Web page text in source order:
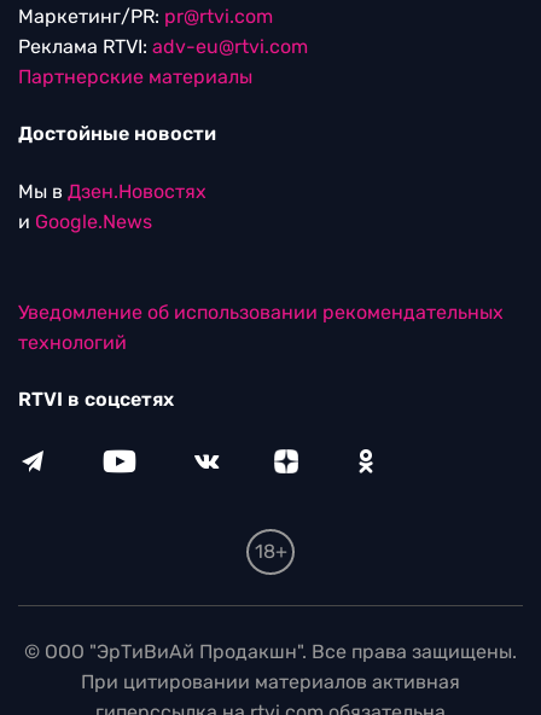
Маркетинг/PR: pr@rtvi.com
Реклама RTVI: adv-eu@rtvi.com
Партнерские материалы
Достойные новости
Мы в Дзен.Новостях
и Google.News
Уведомление об использовании рекомендательных
технологий
RTVI в соцсетях
18+
© ООО "ЭрТиВиАй Продакшн". Все права защищены.
При цитировании материалов активная